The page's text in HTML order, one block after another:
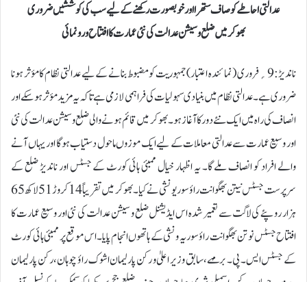
عدالتی احاطے کو صاف ستھرا اور خوبصورت رکھنے کے لیے سب کی کوششیں ضروری
بھوکر میں ضلع و سیشن عدالت کی نئی عمارت کا افتتاح و رونمائی
ناندیڑ:9؍فروری ( نمائندہ اعتبار) جمہوریت کو مضبوط بنانے کے لیے عدالتی نظام کا مؤثر ہونا
ضروری ہے۔ عدالتی نظام میں بنیادی سہولیات کی فراہمی لازمی ہے تاکہ یہ مزید مؤثر ہو سکے اور
انصاف کی راہ میں ایک نئے دور کا آغاز ہو۔ بھوکر میں قائم ہونے والی ضلع و سیشن عدالت کی نئی
اور وسیع عمارت سے عدالتی معاملات کے لیے ایک موزوں ماحول دستیاب ہوگا اور یہاں آنے
والے افراد کو انصاف ملے گا۔ یہ اظہار خیال ممبئی ہائی کورٹ کے جسٹس اور ناندیڑ ضلع کے
سرپرست جسٹس نیتن بھگوانت راؤ سوریونشی نے کیا۔بھوکر میں تقریباً 14 کروڑ 51 لاکھ 65
ہزار روپئے کی لاگت سے تعمیر شدہ اس ایڈیشنل ضلع و سیشن عدالت کی نئی اور وسیع عمارت کا
افتتاح جسٹس نوتن بھگوانت راؤ سوریہ ونشی کے ہاتھوں انجام پایا۔ اس موقع پر ممبئی ہائی کورٹ
کے جسٹس ایس۔ پی۔ برمہے، سابق وزیر اعلیٰ و رکن پارلیمان اشوک راؤ چوہان، رکن پارلیمان